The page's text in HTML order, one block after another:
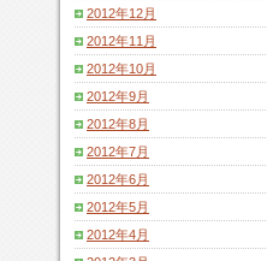
2012年12月
2012年11月
2012年10月
2012年9月
2012年8月
2012年7月
2012年6月
2012年5月
2012年4月